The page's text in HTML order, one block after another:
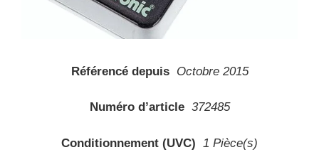
Référencé depuis Octobre 2015
Numéro d’article 372485
Conditionnement (UVC) 1 Pièce(s)